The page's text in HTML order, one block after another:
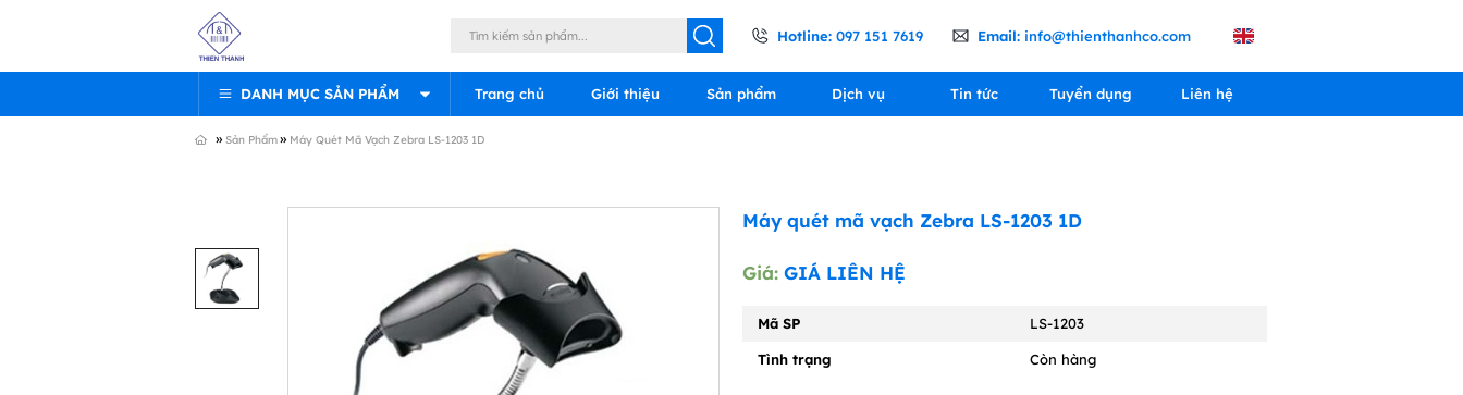
» Sản Phẩm » Máy Quét Mã Vạch Zebra LS-1203 1D
Hotline: 097 151 7619 Email: info@thienthanhco.com
DANH MỤC SẢN PHẨM Trang chủ Giới thiệu Sản phẩm Dịch vụ Tin tức Tuyển dụng Liên hệ
Máy quét mã vạch Zebra LS-1203 1D
Giá:GIÁ LIÊN HỆ
Mã SP LS-1203
Tình trạng Còn hàng